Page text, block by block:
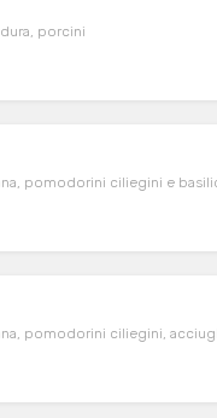
porcini
pomodorini ciliegini e
pomodorini ciliegini,